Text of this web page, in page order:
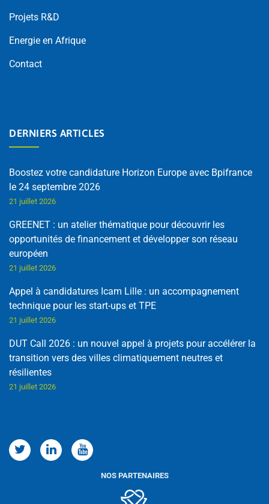
Projets R&D
Energie en Afrique
Contact
DERNIERS ARTICLES
Boostez votre candidature Horizon Europe avec Bpifrance
le 24 septembre 2026
21 juillet 2026
GREENET : un atelier thématique pour découvrir les
opportunités de financement et développer son réseau
européen
21 juillet 2026
Appel à candidatures Icam Lille : un accompagnement
technique pour les start-ups et TPE
21 juillet 2026
DUT Call 2026 : un nouvel appel à projets pour accélérer la
transition vers des villes climatiquement neutres et
résilientes
21 juillet 2026